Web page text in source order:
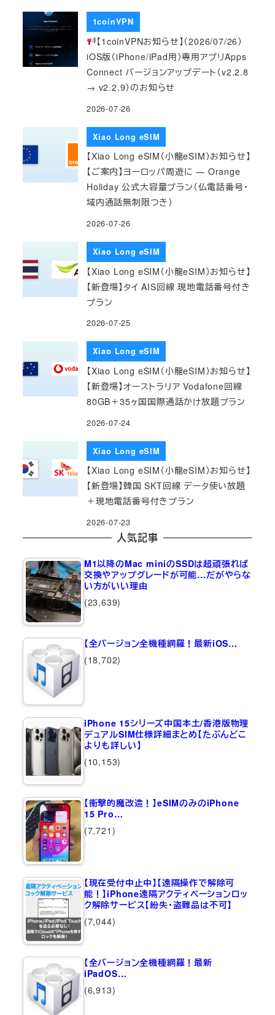
1coinVPN
【1coinVPNお知らせ】（2026/07/26）
iOS版（iPhone/iPad用）専用アプリApps
Connect バージョンアップデート（v2.2.8
→ v2.2.9）のお知らせ
2026-07-26
Xiao Long eSIM
【Xiao Long eSIM（小龍eSIM）お知らせ】
【ご案内】ヨーロッパ周遊に — Orange
Holiday 公式大容量プラン（仏電話番号・
域内通話無制限つき）
2026-07-26
Xiao Long eSIM
【Xiao Long eSIM（小龍eSIM）お知らせ】
【新登場】タイ AIS回線 現地電話番号付き
プラン
2026-07-25
Xiao Long eSIM
【Xiao Long eSIM（小龍eSIM）お知らせ】
【新登場】オーストラリア Vodafone回線
80GB＋35ヶ国国際通話かけ放題プラン
2026-07-24
Xiao Long eSIM
【Xiao Long eSIM（小龍eSIM）お知らせ】
【新登場】韓国 SKT回線 データ使い放題
＋現地電話番号付きプラン
2026-07-23
人気記事
M1以降のMac miniのSSDは超頑張れば
交換やアップグレードが可能…だがやらな
い方がいい理由
(23,639)
【全バージョン全機種網羅！最新iOS…
(18,702)
iPhone 15シリーズ中国本土/香港版物理
デュアルSIM仕様詳細まとめ【たぶんどこ
よりも詳しい】
(10,153)
【衝撃的魔改造！】eSIMのみのiPhone
15 Pro…
(7,721)
【現在受付中止中】【遠隔操作で解除可
能！】iPhone遠隔アクティベーションロッ
ク解除サービス【紛失・盗難品は不可】
(7,044)
【全バージョン全機種網羅！最新
iPadOS…
(6,913)